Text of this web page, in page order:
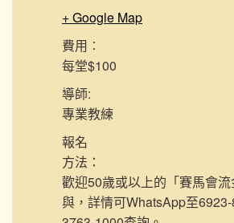
+ Google Map
費用︰
每堂$100
導師:
專業教練
報名
方法：
歡迎50歲或以上的「賽馬會
與，詳情可WhatsApp至